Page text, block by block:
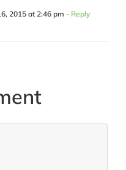
2015 at 2:46 pm - Reply